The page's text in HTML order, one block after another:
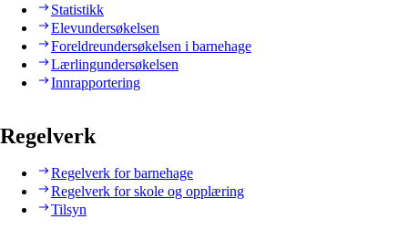
Statistikk
Elevundersøkelsen
Foreldreundersøkelsen i barnehage
Lærlingundersøkelsen
Innrapportering
Regelverk
Regelverk for barnehage
Regelverk for skole og opplæring
Tilsyn